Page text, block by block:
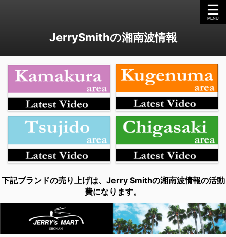
JerrySmithの湘南波情報
下記ブランドの売り上げは、Jerry Smithの湘南波情報の活動
費になります。